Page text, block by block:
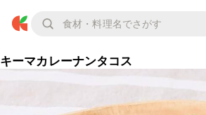
キーマカレーナンタコス